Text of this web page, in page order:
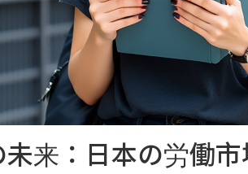
来：日本の労働